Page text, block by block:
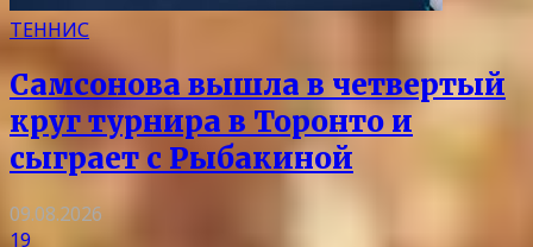
ТЕННИС
Самсонова вышла в четвертый
круг турнира в Торонто и
сыграет с Рыбакиной
09.08.2026
19